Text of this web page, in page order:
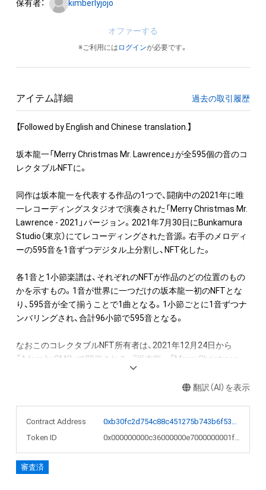
保有者： kimberlyjojo
オファーする
※ご利用には ログインが必要です。
アイテム詳細 過去の取引履歴
【Followed by English and Chinese translation.】
坂本龍一「Merry Christmas Mr. Lawrence」が全595個の音のコ
レクタブルNFTに。
同作は坂本龍一を代表する作品の1つで、闘病中の2021年に唯
一レコーディングスタジオで演奏された「Merry Christmas Mr.
Lawrence - 2021」バージョン。2021年7月30日にBunkamura
Studio（東京）にてレコーディングされた音源。右手のメロディ
ーの595音を1音ずつデジタル上分割し、NFT化した。
各1音と1小節楽譜は、それぞれのNFTが作品のどの位置のもの
かを示すもの。1音が世界に一つだけの坂本龍一初のNFTとな
り、595音が全て揃うことで1曲となる。1小節ごとに1音ずつナ
ンバリングされ、合計96小節で595音となる。
なおこのコレクタブルNFT所有者は、2021年12月24日から
「Adam byGMO」で開催される、『坂本龍一「Merry Christmas
Mr. Lawrence」直筆楽譜を入手できる権利NFT』のオークション
への参加が可能。またNFT初回購入者限定の特典として、
ールで送付します。
●NFT作品名と音の説明
NFT作品名の冒頭に付加された、前半の数字が楽譜の何小節目
翻訳（AI）を表示
Contract Address
0xb30fc2d754c88c451275b743b6f530f19f643683
Token ID
0x000000000c36000000e7000000001f49
審査済